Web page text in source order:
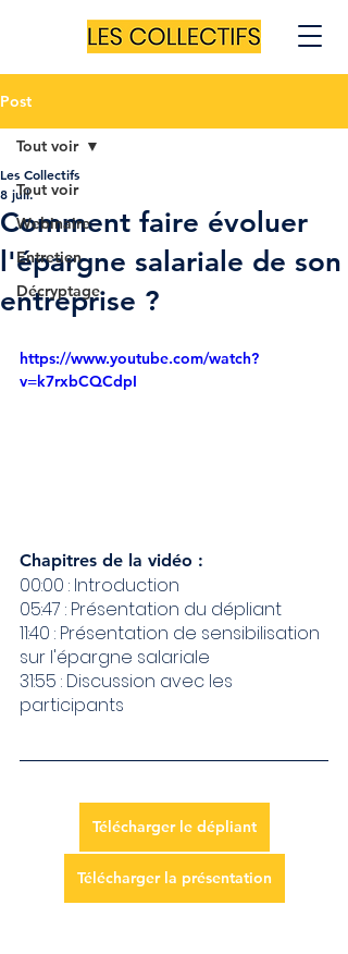
Post
Tout voir
Webinaire
Entretien
Décryptage
Tout voir
Comment faire évoluer
l'épargne salariale de son
entreprise ?
Les Collectifs
8 juil.
https://www.youtube.com/watch?
v=k7rxbCQCdpI
Chapitres de la vidéo :
00:00 : Introduction
05:47 : Présentation du dépliant
11:40 : Présentation de sensibilisation
sur l'épargne salariale
31:55 : Discussion avec les
participants
Télécharger le dépliant
Télécharger la présentation